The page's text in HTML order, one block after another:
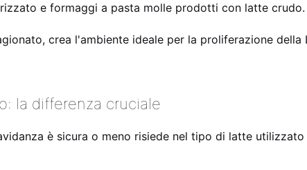
e formaggi a pasta molle prodotti con latte crudo.
crea l'ambiente ideale per la proliferazione
la differenza cruciale
è sicura o meno risiede nel tipo di latte